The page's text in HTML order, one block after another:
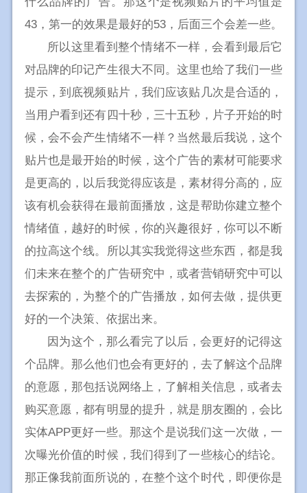
43，第一的效果是最好的53，后面三个会差一些。
所以这里看到整个情绪不一样，会看到最后它
对品牌的印记产生很大不同。这里也给了我们一些
提示，到底视频贴片，我们应该贴几次是合适的，
当用户看到还有四十秒，三十五秒，片子开始的时
候，会不会产生情绪不一样？当然最后我说，这个
贴片也是最开始的时候，这个广告的素材可能要求
是更高的，以后我觉得应该是，素材得分高的，应
该有机会获得在最前面播放，这是帮助你建立整个
情绪值，越好的时候，你的兴趣很好，你可以不断
的拉高这个线。所以其实我觉得这些东西，都是我
们未来在整个的广告研究中，或者营销研究中可以
去探索的，为整个的广告播放，如何去做，提供更
好的一个决策、依据出来。
因为这个，那么看完了以后，会更好的记得这
个品牌。那么他们也会有更好的，去了解这个品牌
的意愿，那包括说网络上，了解相关信息，或者去
购买意愿，都有明显的提升，就是朋友圈的，会比
实体APP更好一些。那这个是说我们这一次做，一
次曝光价值的时候，我们得到了一些核心的结论。
那正像我前面所说的，在整个这个时代，即便你是